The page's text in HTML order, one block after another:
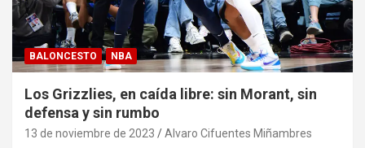
BALONCESTO NBA
Los Grizzlies, en caída libre: sin Morant, sin
defensa y sin rumbo
13 de noviembre de 2023 Alvaro Cifuentes Miñambres